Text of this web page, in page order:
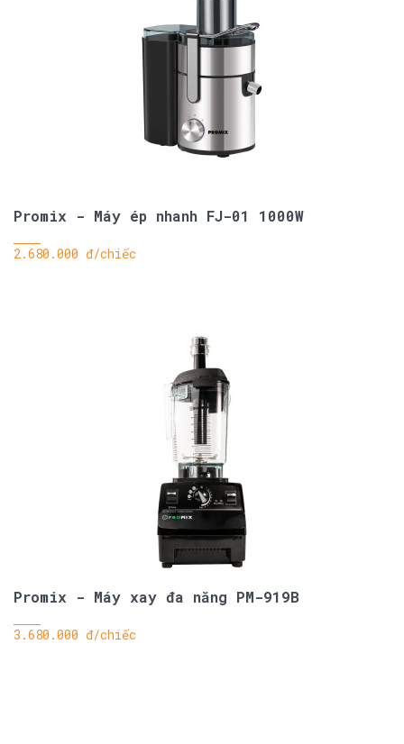
Promix - Máy ép nhanh FJ-01 1000W
2.680.000 đ/chiếc
Promix - Máy xay đa năng PM-919B
3.680.000 đ/chiếc